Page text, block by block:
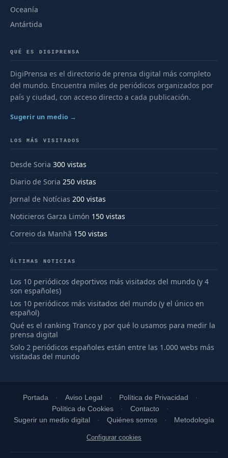
Oceanía
Antártida
QUÉ ES DIGIPRENSA
DigiPrensa es el directorio de prensa digital más completo
del mundo. Encuentra miles de periódicos organizados por
país y ciudad, con acceso directo a cada publicación.
Sugerir un medio →
LOS MÁS VISITADOS
Desde Soria 300 vistas
Diario de Soria 250 vistas
Jornal de Notícias 200 vistas
Noticieros Garza Limón 150 vistas
Correio da Manhã 150 vistas
ÚLTIMAS NOTICIAS
Los 10 periódicos deportivos más visitados del mundo (y 4
son españoles)
Los 10 periódicos más visitados del mundo (y el único en
español)
Qué es el ranking Tranco y por qué lo usamos para medir la
prensa digital
Solo 2 periódicos españoles están entre las 1.000 webs más
visitadas del mundo
Portada Aviso Legal
Política de Privacidad
Política de Cookies
Contacto
Sugerir un medio digital
Quiénes somos Metodología
Configurar cookies